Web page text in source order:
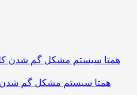
همتا سیستم مشکل گم شدن